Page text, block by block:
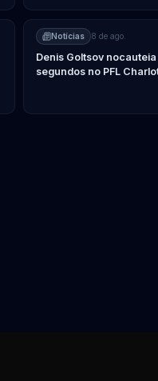
Notícias 8 de ago.
Denis Goltsov
segundos no PFL